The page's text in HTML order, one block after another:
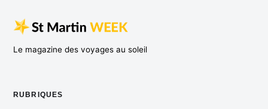
Le magazine des voyages au soleil
RUBRIQUES